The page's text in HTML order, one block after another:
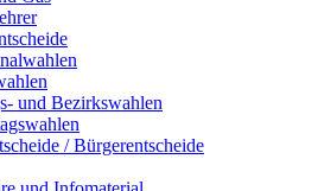
und Bezirkswahlen
/ Bürgerentscheide